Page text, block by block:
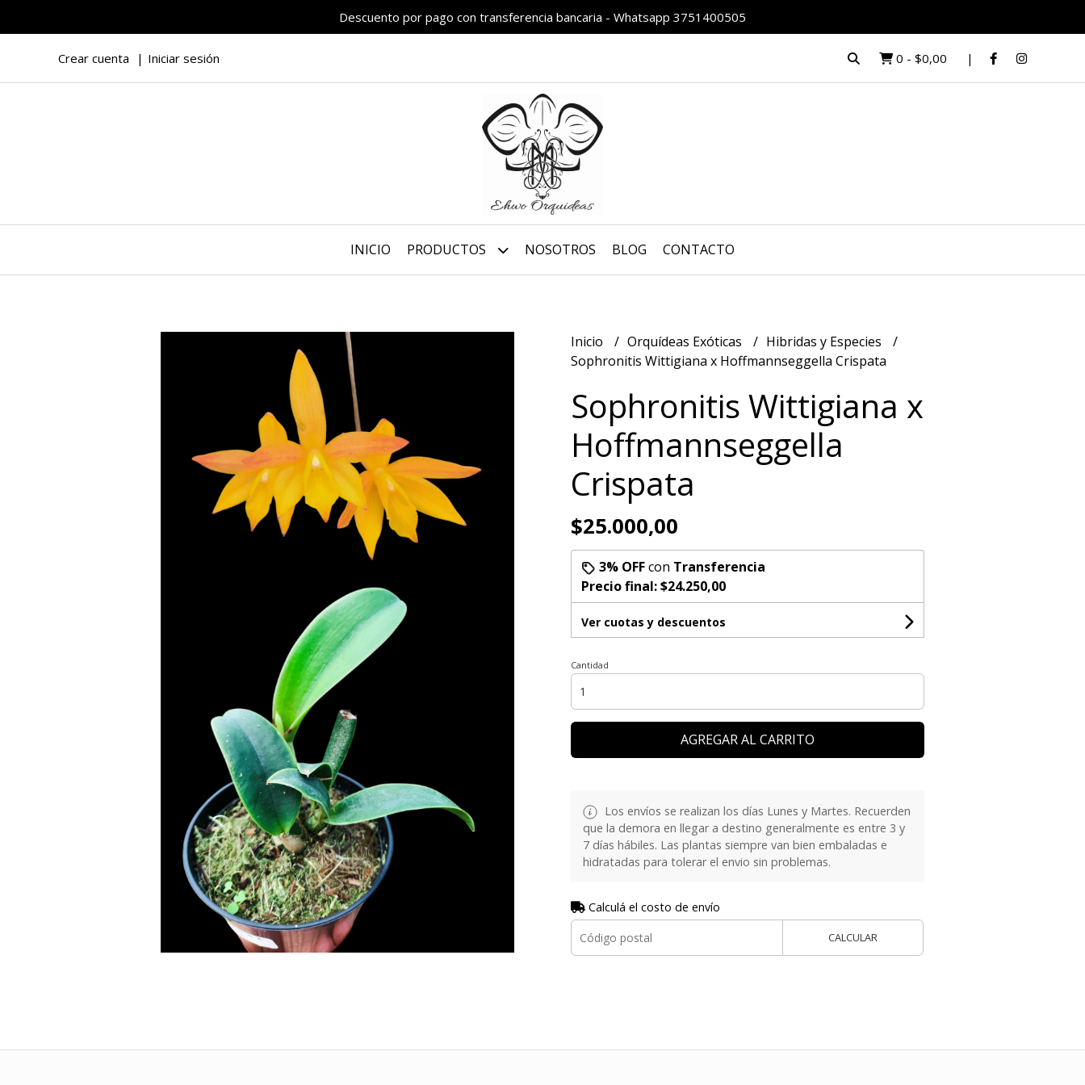
Descuento por pago con transferencia bancaria - Whatsapp 3751400505
Crear cuenta Iniciar sesión 0 - $0,00
INICIO PRODUCTOS NOSOTROS BLOG CONTACTO
Inicio Orquídeas Exóticas
Hibridas y Especies
Sophronitis Wittigiana x Hoffmannseggella Crispata
Sophronitis Wittigiana x
Hoffmannseggella
Crispata
$25.000,00
3% OFFcon Transferencia
Precio final:$24.250,00
Ver cuotas y descuentos
Cantidad
AGREGAR AL CARRITO
Los envíos se realizan los días Lunes y Martes. Recuerden
que la demora en llegar a destino generalmente es entre 3 y
7 días hábiles. Las plantas siempre van bien embaladas e
hidratadas para tolerar el envio sin problemas.
Calculá el costo de envío
CALCULAR